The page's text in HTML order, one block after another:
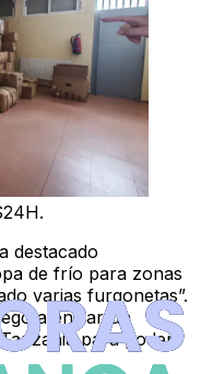
destacado
de frío para zonas
varias furgonetas”.
a enviar un
para poder